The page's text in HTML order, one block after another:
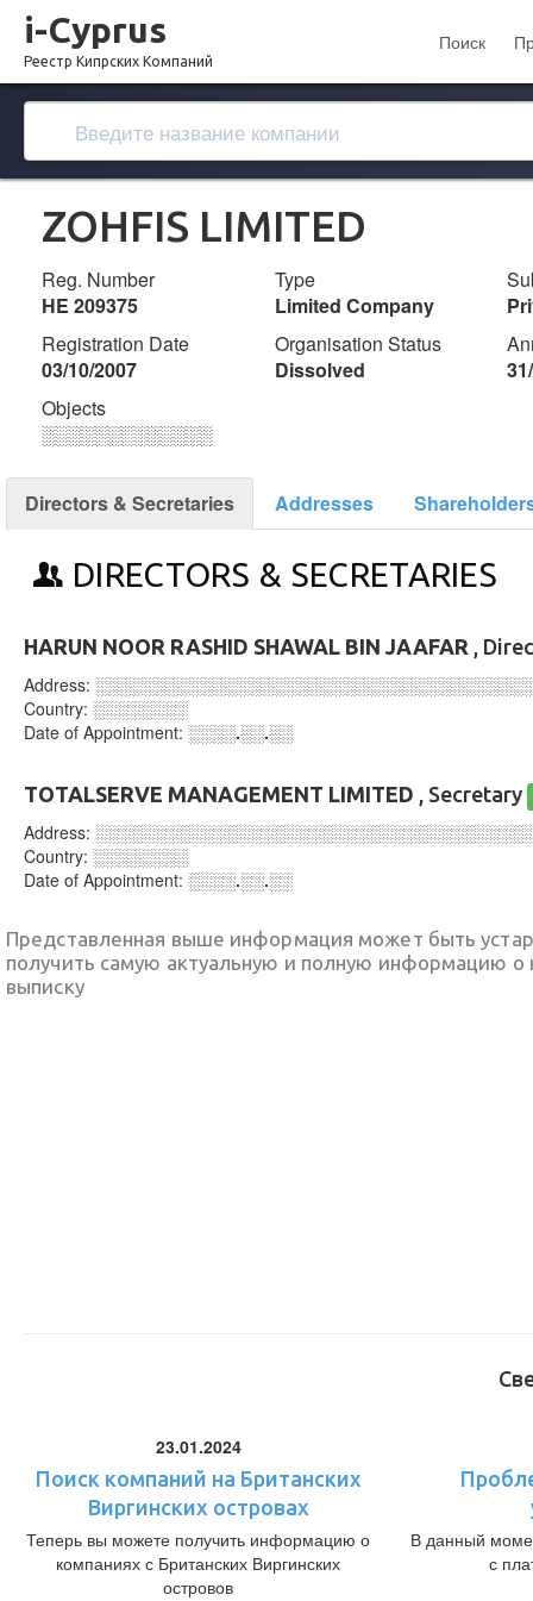
i-Cyprus
Реестр Кипрских Компаний
Поиск
ZOHFIS LIMITED
Reg. Number
ΗΕ 209375
Type
Limited Company
Registration Date
03/10/2007
Organisation Status
Dissolved
Objects
░░░░░░░░░░░░░
Directors & Secretaries Addresses
DIRECTORS & SECRETARIES
HARUN NOOR RASHID SHAWAL BIN JAAFAR ,
Address:
Country: ░░░░░░░░
Date of Appointment: ░░░░.░░.░░
TOTALSERVE MANAGEMENT LIMITED , Secretary
Address:
Country: ░░░░░░░░
Date of Appointment: ░░░░.░░.░░
Представленная выше информация может быть
получить самую актуальную и полную информацию о
выписку
23.01.2024
Поиск компаний на Британских
Виргинских островах
Теперь вы можете получить информацию о
компаниях с Британских Виргинских
островов
В данный
с